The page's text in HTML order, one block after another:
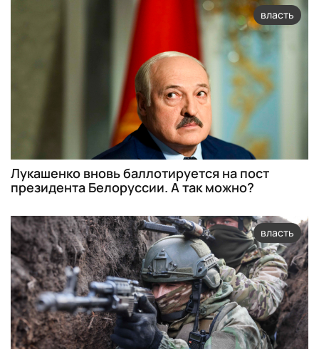
власть
Лукашенко вновь баллотируется на пост
президента Белоруссии. А так можно?
власть